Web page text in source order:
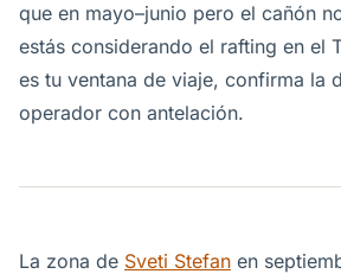
que en mayo–junio pero el cañón
estás considerando el rafting en el
es tu ventana de viaje, confirma la
operador con antelación.
La zona de Sveti Stefan en